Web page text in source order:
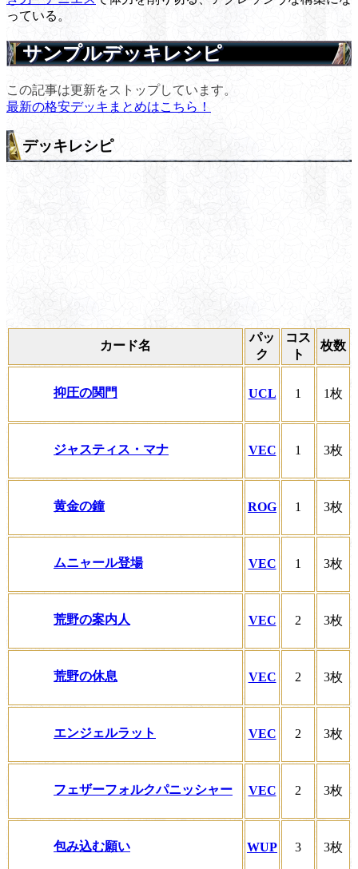
っている。
サンプルデッキレシピ
この記事は更新をストップしています。
最新の格安デッキまとめはこちら！
デッキレシピ
カード名
パッ
ク
コス
ト
枚数
抑圧の関門 UCL 1 1枚
ジャスティス・マナ VEC 1 3枚
黄金の鐘 ROG 1 3枚
ムニャール登場 VEC 1 3枚
荒野の案内人 VEC 2 3枚
荒野の休息 VEC 2 3枚
エンジェルラット VEC 2 3枚
フェザーフォルクパニッシャー VEC 2 3枚
包み込む願い WUP 3 3枚